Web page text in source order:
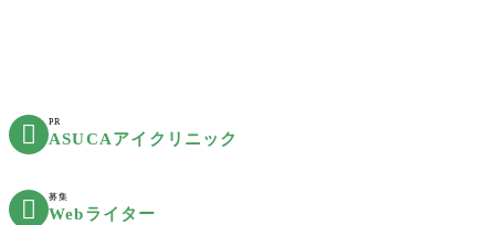
 PR
ASUCAアイクリニック
 募集
Webライター